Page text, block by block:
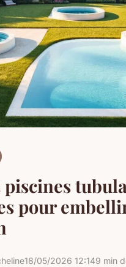
piscines
pour
18/05/2026 12:149 min